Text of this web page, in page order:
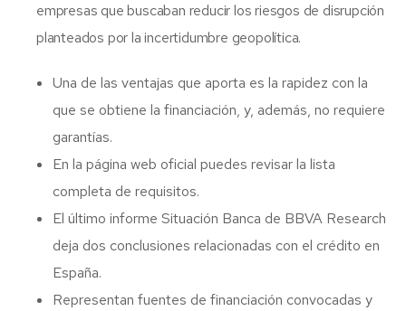
empresas que buscaban reducir los riesgos de disrupción
planteados por la incertidumbre geopolítica.
Una de las ventajas que aporta es la rapidez con la
que se obtiene la financiación, y, además, no requiere
garantías.
En la página web oficial puedes revisar la lista
completa de requisitos.
El último informe Situación Banca de BBVA Research
deja dos conclusiones relacionadas con el crédito en
España.
Representan fuentes de financiación convocadas y